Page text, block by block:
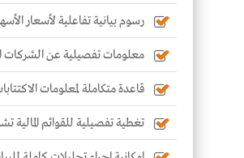
رسوم بيانية تفاعلية لأسعار
معلومات تفصيلية عن الشركات
قاعدة متكاملة لمعلومات
تغطية تفصيلية للقوائم المالية